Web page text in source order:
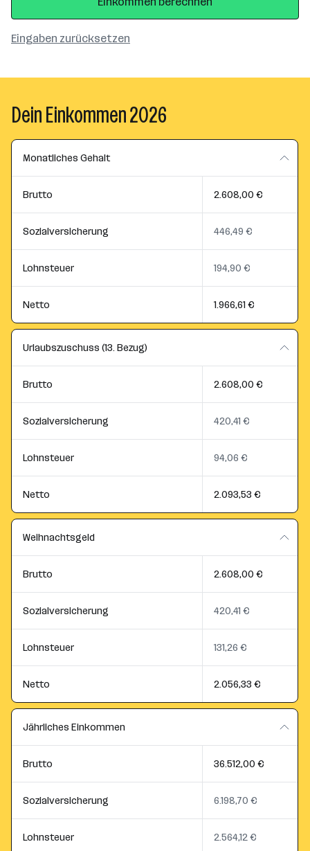
Eingaben zurücksetzen
Dein Einkommen 2026
Monatliches Gehalt
Brutto 2.608,00 €
Sozialversicherung 446,49 €
Lohnsteuer 194,90 €
Netto 1.966,61 €
Urlaubszuschuss (13. Bezug)
Brutto 2.608,00 €
Sozialversicherung 420,41 €
Lohnsteuer 94,06 €
Netto 2.093,53 €
Weihnachtsgeld
Brutto 2.608,00 €
Sozialversicherung 420,41 €
Lohnsteuer 131,26 €
Netto 2.056,33 €
Jährliches Einkommen
Brutto 36.512,00 €
Sozialversicherung 6.198,70 €
Lohnsteuer 2.564,12 €